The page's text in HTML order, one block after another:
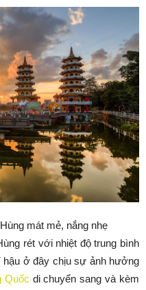
mát mẻ, nắng nhẹ
rét với nhiệt độ trung bình
hậu ở đây chịu sự ảnh hưởng
Quốc di chuyển sang và kèm